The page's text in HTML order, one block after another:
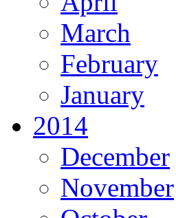
March
February
January
2014
December
November